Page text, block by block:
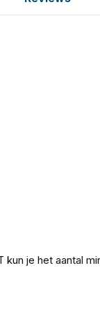
je het aantal